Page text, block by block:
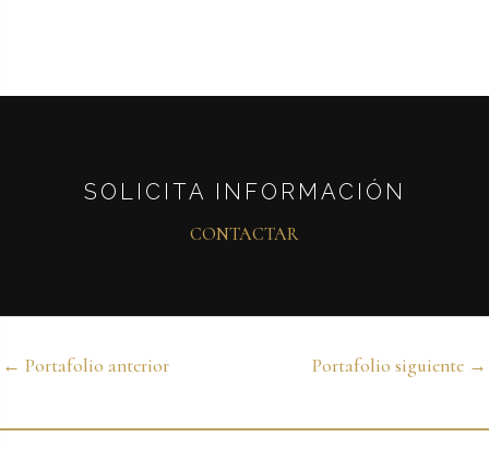
SOLICITA INFORMACIÓN
CONTACTAR
← Portafolio anterior Portafolio siguiente →